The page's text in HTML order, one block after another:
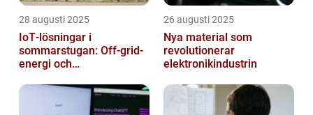
28 augusti 2025
IoT‑lösningar i
sommarstugan: Off‑grid-
energi och
26 augusti 2025
Nya material som
revolutionerar
elektronikindustrin